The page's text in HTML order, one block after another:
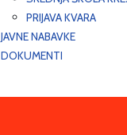
PRIJAVA KVARA
JAVNE NABAVKE
DOKUMENTI